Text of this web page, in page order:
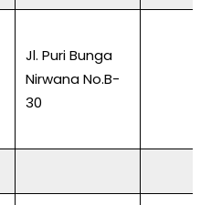
Jl. Puri Bunga
Nirwana No.B-
30